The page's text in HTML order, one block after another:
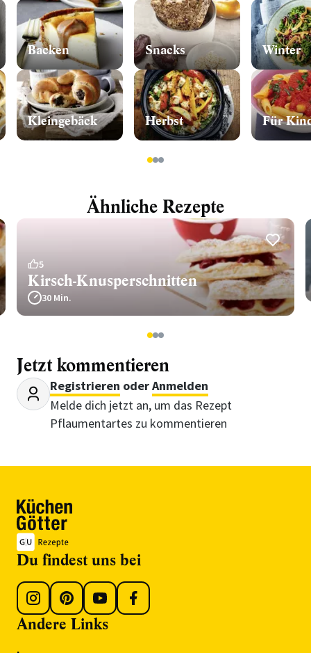
Backen
Kleingebäck
Snacks
Herbst
Winter
Für
123
Ähnliche Rezepte
5
Kirsch-Knusperschnitten
30 Min.
123
Jetzt kommentieren
Registrieren oderAnmelden
Melde dich jetzt an, um das Rezept
Pflaumentartes zu kommentieren
Du findest uns bei
Andere Links